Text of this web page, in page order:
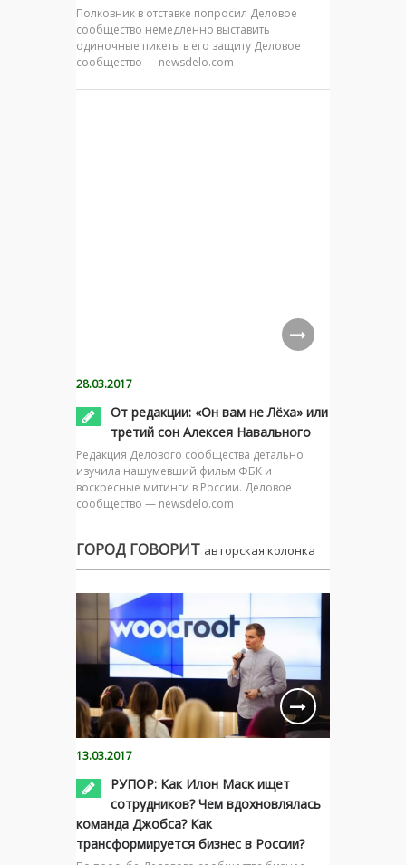
Полковник в отставке попросил Деловое
сообщество немедленно выставить
одиночные пикеты в его защиту Деловое
сообщество — newsdelo.com
28.03.2017
От редакции: «Он вам не Лёха» или
третий сон Алексея Навального
Редакция Делового сообщества детально
изучила нашумевший фильм ФБК и
воскресные митинги в России. Деловое
сообщество — newsdelo.com
ГОРОД ГОВОРИТ авторская колонка
13.03.2017
РУПОР: Как Илон Маск ищет
сотрудников? Чем вдохновлялась
команда Джобса? Как
трансформируется бизнес в России?